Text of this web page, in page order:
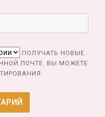
ПОЛУЧАТЬ НОВЫЕ
ПОЧТЕ. ВЫ МОЖЕТЕ